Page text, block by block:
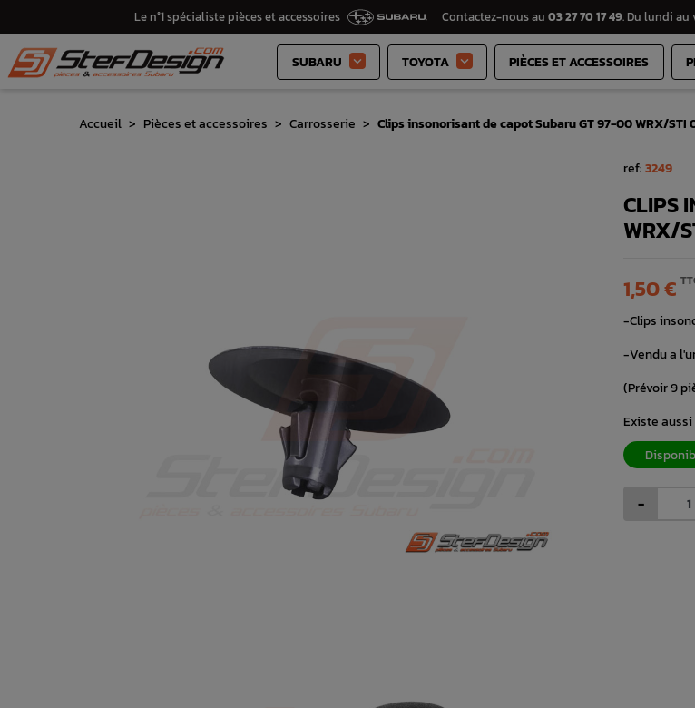
Le n°1 spécialiste pièces et accessoires Contactez-nous au 03 27 70 17 49. Du lundi au
SUBARU  TOYOTA  PIÈCES ET ACCESSOIRES
Accueil Pièces et accessoires Carrosserie Clips insonorisant de capot Subaru GT 97-00 WRX/STI
ref:3249
CLIPS
WRX/
1,50 €
-Clips
-Vendu a
(Prévoir 9
Existe
-